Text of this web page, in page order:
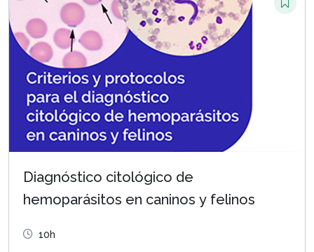
Diagnóstico citológico de
hemoparásitos en caninos y felinos
10h